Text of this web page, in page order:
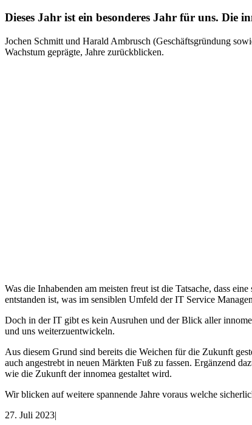
Dieses Jahr ist ein besonderes Jahr für uns. Die
Jochen Schmitt und Harald Ambrusch (Geschäftsgründung
Wachstum geprägte, Jahre zurückblicken.
Was die Inhabenden am meisten freut ist die Tatsache, dass
entstanden ist, was im sensiblen Umfeld der IT Service
Doch in der IT gibt es kein Ausruhen und der Blick aller
und uns weiterzuentwickeln.
Aus diesem Grund sind bereits die Weichen für die Zukunft
auch angestrebt in neuen Märkten Fuß zu fassen. Ergänzend
wie die Zukunft der innomea gestaltet wird.
Wir blicken auf weitere spannende Jahre voraus welche
27. Juli 2023|